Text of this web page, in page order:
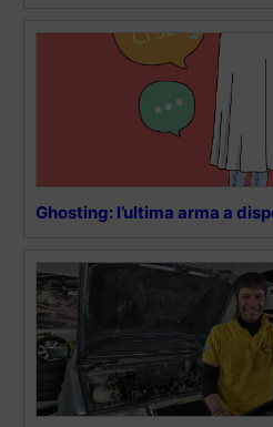
Ghosting: l’ultima arma a